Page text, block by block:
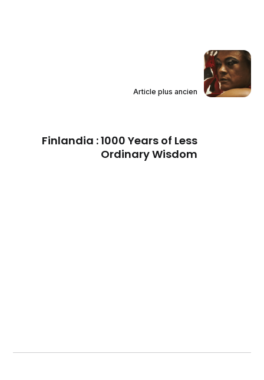
Article plus ancien
Finlandia : 1000 Years of Less
Ordinary Wisdom